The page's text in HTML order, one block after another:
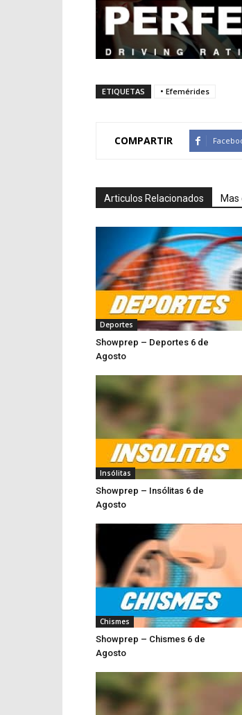
ETIQUETAS • Efemérides
COMPARTIR
Articulos Relacionados
Deportes
Showprep – Deportes 6 de
Agosto
Insólitas
Showprep – Insólitas 6 de
Agosto
Chismes
Showprep – Chismes 6 de
Agosto